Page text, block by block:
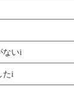
ないi
たi